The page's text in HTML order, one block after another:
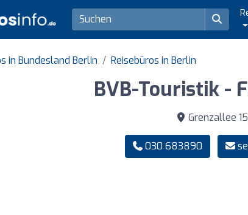
in Bundesland Berlin Reisebüros in Berlin
BVB-Touristik -
Grenzallee
030 683890